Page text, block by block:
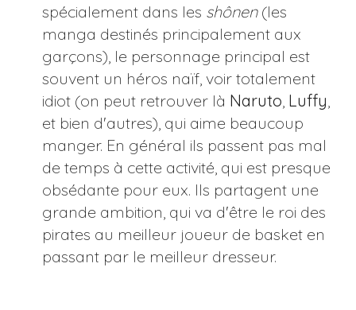
spécialement dans les shônen(les
manga destinés principalement aux
garçons), le personnage principal est
souvent un héros naïf, voir totalement
idiot (on peut retrouver là Naruto Luffy
et bien d'autres), qui aime beaucoup
manger. En général ils passent pas mal
de temps à cette activité, qui est presque
obsédante pour eux. Ils partagent une
grande ambition, qui va d'être le roi des
pirates au meilleur joueur de basket en
passant par le meilleur dresseur.